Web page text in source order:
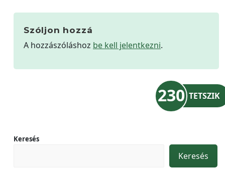
Szóljon hozzá
A hozzászóláshoz be kell jelentkezni.
230 TETSZIK
Keresés
Keresés